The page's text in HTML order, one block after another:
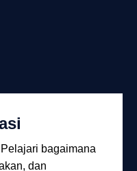
bagaimana
dan